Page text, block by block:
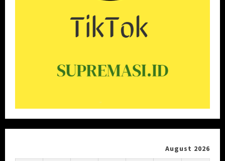
August 2026